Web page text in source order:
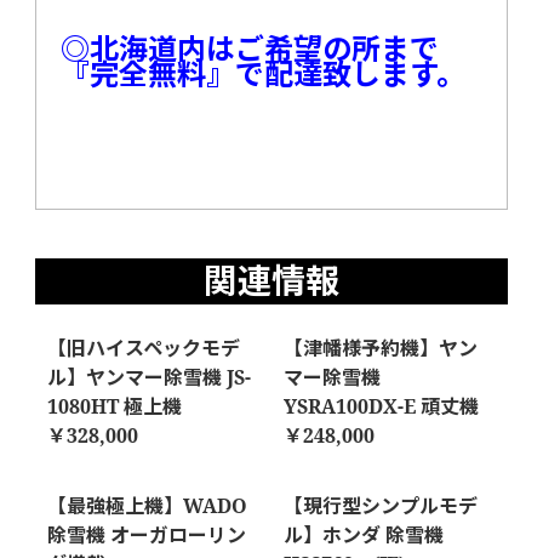
◎北海道内はご希望の所まで
『完全無料』で配達致します。
関連情報
【旧ハイスペックモデ
ル】ヤンマー除雪機 JS-
1080HT 極上機
￥328,000
【津幡様予約機】ヤン
マー除雪機
YSRA100DX-E 頑丈機
￥248,000
【最強極上機】WADO
除雪機 オーガローリン
【現行型シンプルモデ
ル】ホンダ 除雪機